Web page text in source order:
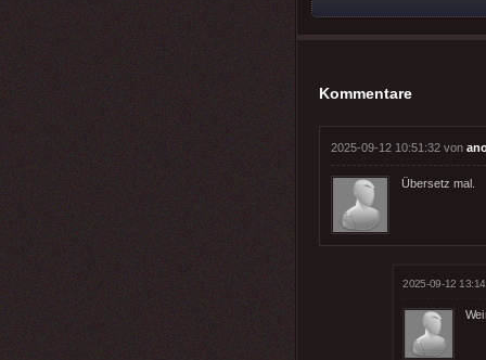
Kommentare
2025-09-12 10:51:32 von
Übersetz mal.
2025-09-12